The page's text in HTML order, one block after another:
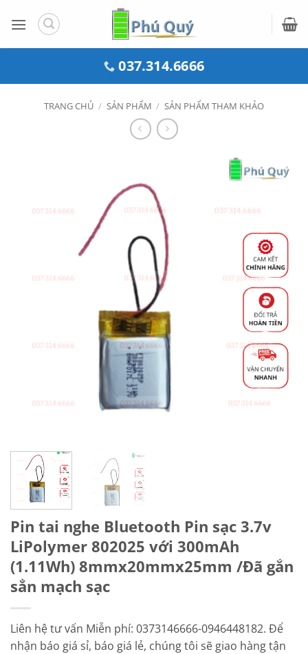
qua
037.314.6666
TRANG CHỦ / SẢN PHẨM / SẢN PHẨM THAM KHẢO
Pin tai nghe Bluetooth Pin sạc 3.7v
LiPolymer 802025 với 300mAh
(1.11Wh) 8mmx20mmx25mm /Đã gắn
sẳn mạch sạc
Liên hệ tư vấn Miễn phí: 0373146666-0946448182. Để
nhận báo giá sỉ, báo giá lẻ, chúng tôi sẽ giao hàng tận